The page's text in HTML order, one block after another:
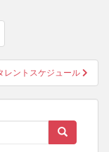
レントスケジュール